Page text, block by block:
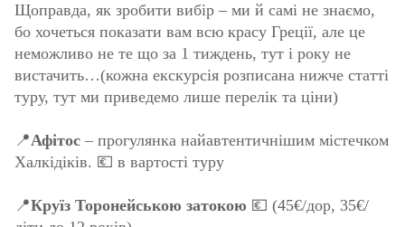
Щоправда, як зробити вибір – ми й самі не знаємо,
бо хочеться показати вам всю красу Греції, але це
неможливо не те що за 1 тиждень, тут і року не
вистачить…(кожна екскурсія розписана нижче статті
туру, тут ми приведемо лише перелік та ціни)
📍Афітос – прогулянка найавтентичнішим містечком
Халкідіків. 💶 в вартості туру
📍Круїз Торонейською затокою 💶 (45€/дор, 35€/